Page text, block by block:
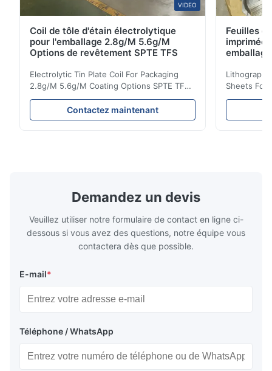
VIDEO
Coil de tôle d'étain électrolytique
pour l'emballage 2.8g/M 5.6g/M
Options de revêtement SPTE TFS
Electrolytic Tin Plate Coil For Packaging
2.8g/M 5.6g/M Coating Options SPTE TFS
Electrolytic Tin Plate Coil for Packaging -
2.8/2.8 & 5.6/5.6g/m Coating Options SPTE
TFS Electrolytic Tin Plate (ETP) represents
robust and adaptable. Engineered
specifically for
Contactez maintenant
Feuilles
Sheets For
929mm
packaging
Demandez un devis
Veuillez utiliser notre formulaire de contact en ligne ci-
dessous si vous avez des questions, notre équipe vous
contactera dès que possible.
E-mail*
Téléphone / WhatsApp